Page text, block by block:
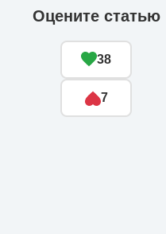
Оцените статью
38
7